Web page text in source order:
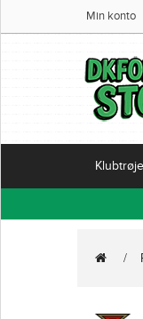
Min konto